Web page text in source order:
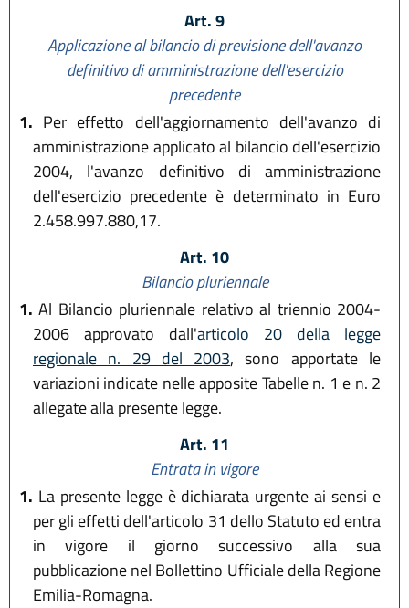
Art. 9
Applicazione al bilancio di previsione dell'avanzo
definitivo di amministrazione dell'esercizio
precedente
1. Per effetto dell'aggiornamento dell'avanzo di
amministrazione applicato al bilancio dell'esercizio
2004, l'avanzo definitivo di amministrazione
dell'esercizio precedente è determinato in Euro
2.458.997.880,17.
Art. 10
Bilancio pluriennale
1. Al Bilancio pluriennale relativo al triennio 2004-
2006 approvato dall'articolo 20 della legge
regionale n. 29 del 2003, sono apportate le
variazioni indicate nelle apposite Tabelle n. 1 e n. 2
allegate alla presente legge.
Art. 11
Entrata in vigore
1. La presente legge è dichiarata urgente ai sensi e
per gli effetti dell'articolo 31 dello Statuto ed entra
in vigore il giorno successivo alla sua
pubblicazione nel Bollettino Ufficiale della Regione
Emilia-Romagna.